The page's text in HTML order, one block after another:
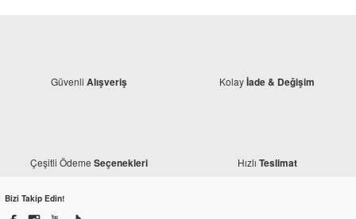
Güvenli Alışveriş Kolayİade & Değişim
Çeşitli Ödeme Seçenekleri Hızlı Teslimat
Bizi Takip Edin!